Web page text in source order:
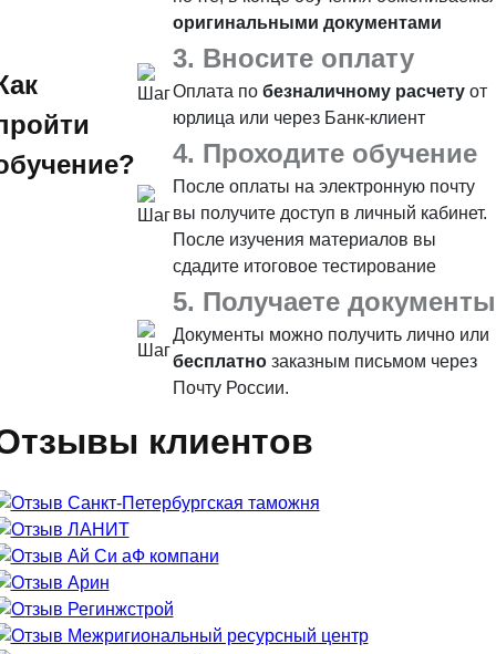
оригинальными документами
3. Вносите оплату
Оплата по безналичному расчетуот
юрлица или через Банк-клиент
4. Проходите обучение
После оплаты на электронную почту
вы получите доступ в личный кабинет.
После изучения материалов вы
сдадите итоговое тестирование
5. Получаете документы
Документы можно получить лично или
бесплатнозаказным письмом через
Почту России.
клиентов